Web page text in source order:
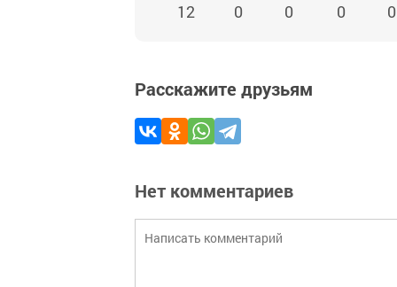
12 0 0 0 0
Расскажите друзьям
Нет комментариев